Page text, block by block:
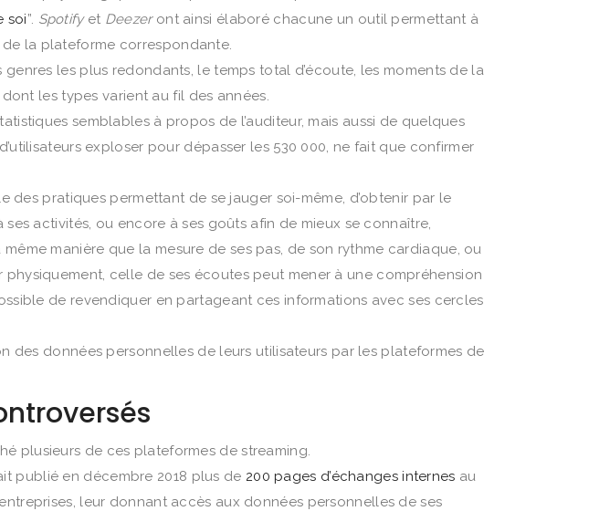
soi”. Spotifyet Deezeront ainsi élaboré chacune un outil permettant à
de la plateforme correspondante.
les plus redondants, le temps total d’écoute, les moments de la
les types varient au fil des années.
semblables à propos de l’auditeur, mais aussi de quelques
exploser pour dépasser les 530 000, ne fait que confirmer
des pratiques permettant de se jauger soi-même, d’obtenir par le
activités, ou encore à ses goûts afin de mieux se connaître,
manière que la mesure de ses pas, de son rythme cardiaque, ou
celle de ses écoutes peut mener à une compréhension
de revendiquer en partageant ces informations avec ses cercles
des données personnelles de leurs utilisateurs par les plateformes de
plusieurs de ces plateformes de streaming.
publié en décembre 2018 plus de 200 pages d’échanges internes au
leur donnant accès aux données personnelles de ses